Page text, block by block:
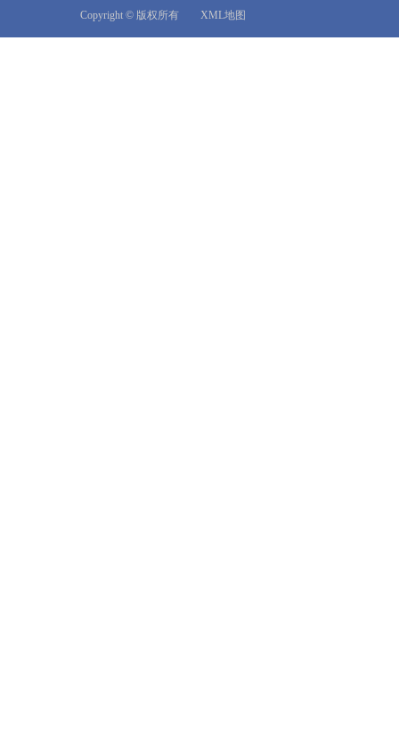
Copyright © 版权所有 XML地图